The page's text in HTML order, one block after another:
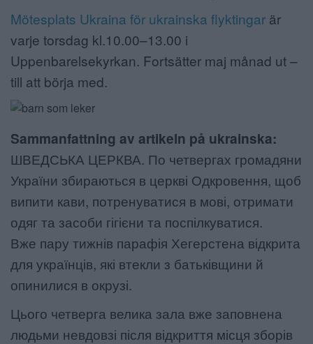
Mötesplats Ukraina för ukrainska flyktingar är
varje torsdag kl.10.00–13.00 i
Uppenbarelsekyrkan. Fortsätter maj månad ut –
till att börja med.
Sammanfattning av artikeln på ukrainska:
ШВЕДСЬКА ЦЕРКВА. По четвергах громадяни
України збираються в церкві Одкровення, щоб
випити кави, потренуватися в мові, отримати
одяг та засоби гігієни та поспілкуватися.
Вже пару тижнів парафія Хегерстена відкрита
для українців, які втекли з батьківщини й
опинилися в окрузі.
Цього четверга велика зала вже заповнена
людьми невдовзі після відкриття місця зборів